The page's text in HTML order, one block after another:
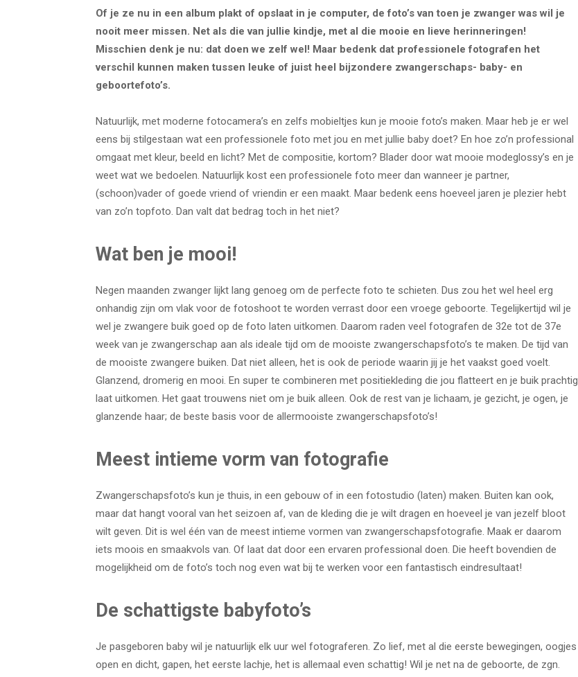
Of je ze nu in een album plakt of opslaat in je computer, de foto’s van toen je zwanger was wil je
nooit meer missen. Net als die van jullie kindje, met al die mooie en lieve herinneringen!
Misschien denk je nu: dat doen we zelf wel! Maar bedenk dat professionele fotografen het
verschil kunnen maken tussen leuke of juist heel bijzondere zwangerschaps- baby- en
geboortefoto’s.
Natuurlijk, met moderne fotocamera’s en zelfs mobieltjes kun je mooie foto’s maken. Maar heb je er wel
eens bij stilgestaan wat een professionele foto met jou en met jullie baby doet? En hoe zo’n professional
omgaat met kleur, beeld en licht? Met de compositie, kortom? Blader door wat mooie modeglossy’s en je
weet wat we bedoelen. Natuurlijk kost een professionele foto meer dan wanneer je partner,
(schoon)vader of goede vriend of vriendin er een maakt. Maar bedenk eens hoeveel jaren je plezier hebt
van zo’n topfoto. Dan valt dat bedrag toch in het niet?
Wat ben je mooi!
Negen maanden zwanger lijkt lang genoeg om de perfecte foto te schieten. Dus zou het wel heel erg
onhandig zijn om vlak voor de fotoshoot te worden verrast door een vroege geboorte. Tegelijkertijd wil je
wel je zwangere buik goed op de foto laten uitkomen. Daarom raden veel fotografen de 32e tot de 37e
week van je zwangerschap aan als ideale tijd om de mooiste zwangerschapsfoto’s te maken. De tijd van
de mooiste zwangere buiken. Dat niet alleen, het is ook de periode waarin jij je het vaakst goed voelt.
Glanzend, dromerig en mooi. En super te combineren met positiekleding die jou flatteert en je buik prachtig
laat uitkomen. Het gaat trouwens niet om je buik alleen. Ook de rest van je lichaam, je gezicht, je ogen, je
glanzende haar; de beste basis voor de allermooiste zwangerschapsfoto’s!
Meest intieme vorm van fotografie
Zwangerschapsfoto’s kun je thuis, in een gebouw of in een fotostudio (laten) maken. Buiten kan ook,
maar dat hangt vooral van het seizoen af, van de kleding die je wilt dragen en hoeveel je van jezelf bloot
wilt geven. Dit is wel één van de meest intieme vormen van zwangerschapsfotografie. Maak er daarom
iets moois en smaakvols van. Of laat dat door een ervaren professional doen. Die heeft bovendien de
mogelijkheid om de foto’s toch nog even wat bij te werken voor een fantastisch eindresultaat!
De schattigste babyfoto’s
Je pasgeboren baby wil je natuurlijk elk uur wel fotograferen. Zo lief, met al die eerste bewegingen, oogjes
open en dicht, gapen, het eerste lachje, het is allemaal even schattig! Wil je net na de geboorte, de zgn.